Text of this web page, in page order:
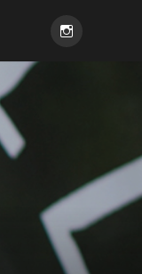
Instagram